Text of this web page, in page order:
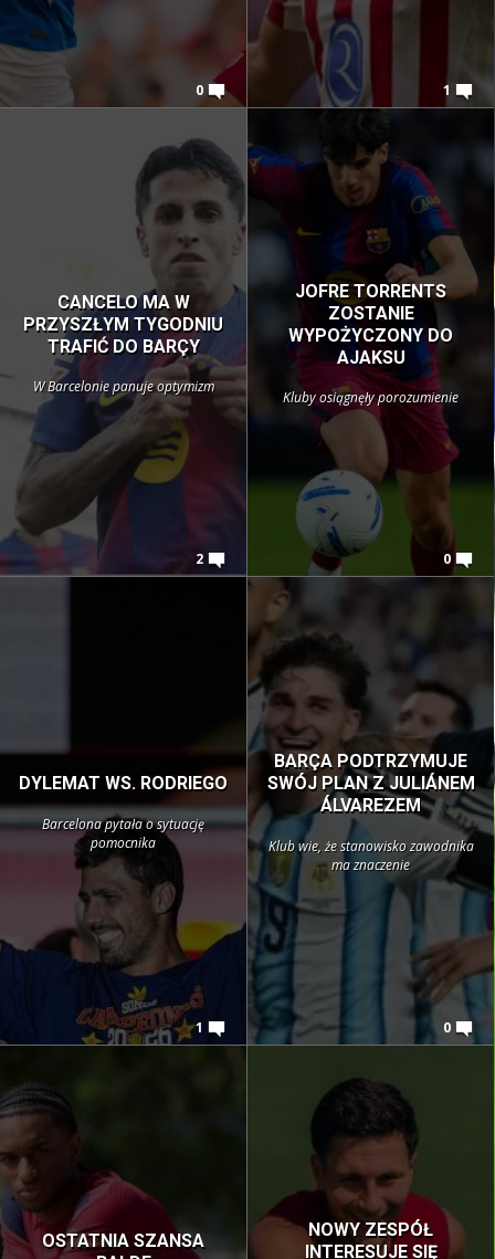
0 1
CANCELO MA W
PRZYSZŁYM TYGODNIU
TRAFIĆ DO BARÇY
W Barcelonie panuje optymizm
2
JOFRE TORRENTS
ZOSTANIE
WYPOŻYCZONY DO
AJAKSU
Kluby osiągnęły porozumienie
0
DYLEMAT WS. RODRIEGO
Barcelona pytała o sytuację
pomocnika
1
BARÇA PODTRZYMUJE
SWÓJ PLAN Z JULIÁNEM
ÁLVAREZEM
Klub wie, że stanowisko zawodnika
ma znaczenie
0
OSTATNIA SZANSA
NOWY ZESPÓŁ
INTERESUJE SIĘ